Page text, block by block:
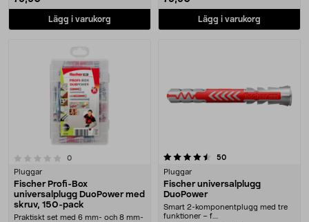
Lägg i varukorg Lägg i varukorg
0recensioner
Pluggar
Fischer Profi-Box
universalplugg DuoPower med
skruv, 150-pack
Praktiskt set med 6 mm- och 8 mm-
4.5 av 5 stjärnor 50recensioner
Pluggar
Fischer universalplugg
DuoPower
Smart 2-komponentplugg med tre
funktioner – f....